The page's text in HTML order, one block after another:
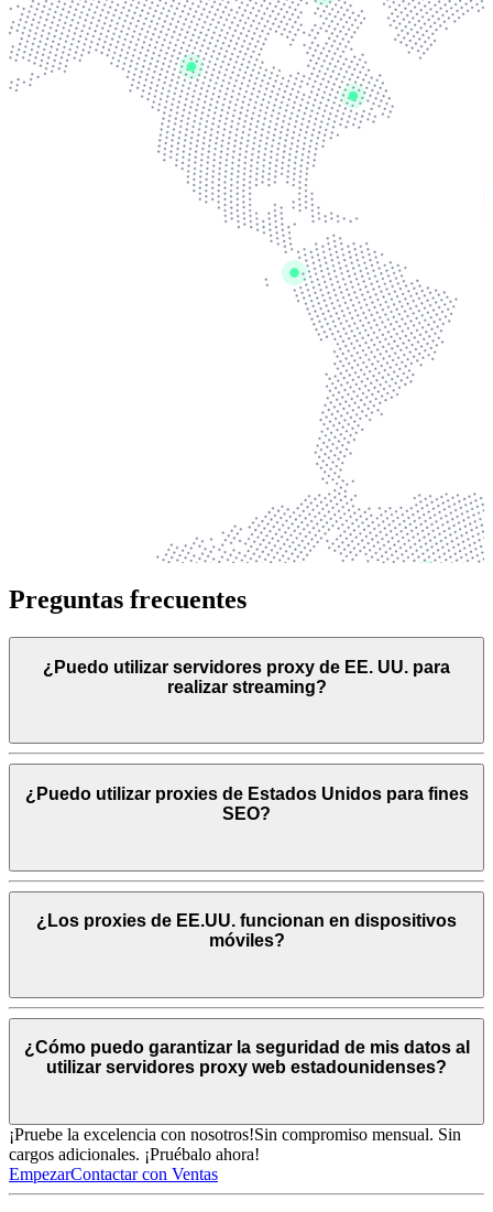
Preguntas frecuentes
¿Puedo utilizar servidores proxy de EE. UU. para
realizar streaming?
¿Puedo utilizar proxies de Estados Unidos para fines
SEO?
¿Los proxies de EE.UU. funcionan en dispositivos
móviles?
¿Cómo puedo garantizar la seguridad de mis datos al
utilizar servidores proxy web estadounidenses?
¡Pruebe la excelencia con nosotros!Sin compromiso mensual. Sin
cargos adicionales. ¡Pruébalo ahora!
EmpezarContactar con Ventas